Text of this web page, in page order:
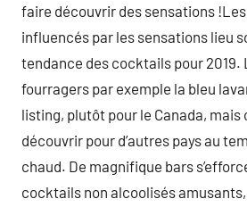
faire découvrir des sensations
influencés par les sensations lieu
tendance des cocktails pour 2019.
fourragers par exemple la bleu
listing, plutôt pour le Canada, mais
découvrir pour d’autres pays au
chaud. De magnifique bars
cocktails non alcoolisés